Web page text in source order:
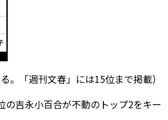
。「週刊文春」には15位まで掲載）
の吉永小百合が不動のトップ2をキー